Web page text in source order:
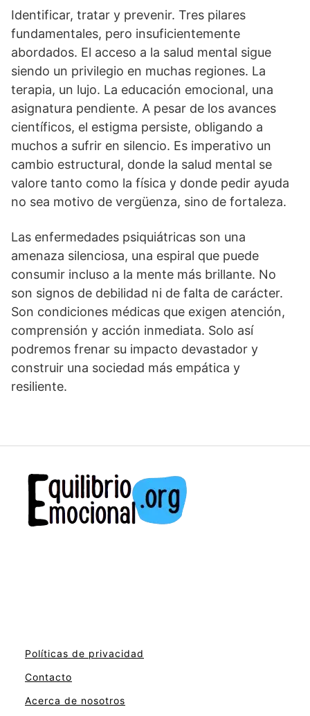
Identificar, tratar y prevenir. Tres pilares
fundamentales, pero insuficientemente
abordados. El acceso a la salud mental sigue
siendo un privilegio en muchas regiones. La
terapia, un lujo. La educación emocional, una
asignatura pendiente. A pesar de los avances
científicos, el estigma persiste, obligando a
muchos a sufrir en silencio. Es imperativo un
cambio estructural, donde la salud mental se
valore tanto como la física y donde pedir ayuda
no sea motivo de vergüenza, sino de fortaleza.
Las enfermedades psiquiátricas son una
amenaza silenciosa, una espiral que puede
consumir incluso a la mente más brillante. No
son signos de debilidad ni de falta de carácter.
Son condiciones médicas que exigen atención,
comprensión y acción inmediata. Solo así
podremos frenar su impacto devastador y
construir una sociedad más empática y
resiliente.
Políticas de privacidad
Contacto
Acerca de nosotros